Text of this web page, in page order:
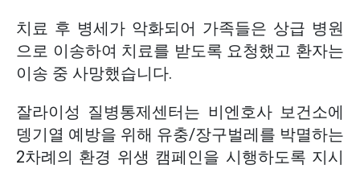
치료 후 병세가 악화되어 가족들은 상급 병원
으로 이송하여 치료를 받도록 요청했고 환자는
이송 중 사망했습니다.
잘라이성 질병통제센터는 비엔호사 보건소에
뎅기열 예방을 위해 유충/장구벌레를 박멸하는
2차례의 환경 위생 캠페인을 시행하도록 지시